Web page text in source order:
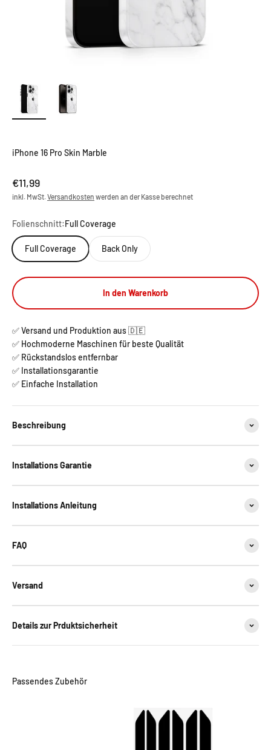
iPhone 16 Pro Skin Marble
Angebot
€11,99
inkl. MwSt.Versandkosten werden an der Kasse berechnet
Folienschnitt:Full Coverage
Full Coverage Back Only
In den Warenkorb
✅ Versand und Produktion aus 🇩🇪
✅ Hochmoderne Maschinen für beste Qualität
✅ Rückstandslos entfernbar
✅ Installationsgarantie
✅ Einfache Installation
Beschreibung
Installations Garantie
Installations Anleitung
FAQ
Versand
Details zur Prduktsicherheit
Passendes Zubehör